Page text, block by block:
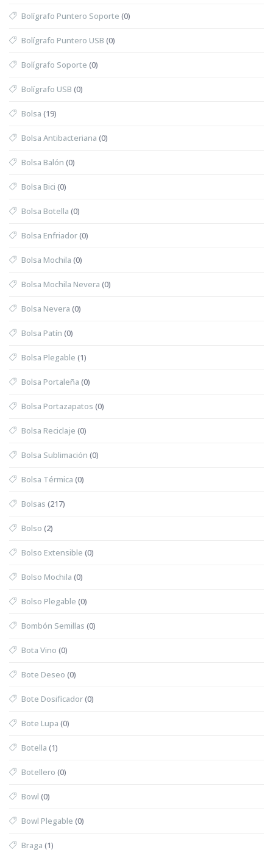
Bolígrafo Puntero Soporte (0)
Bolígrafo Puntero USB (0)
Bolígrafo Soporte (0)
Bolígrafo USB (0)
Bolsa (19)
Bolsa Antibacteriana (0)
Bolsa Balón (0)
Bolsa Bici (0)
Bolsa Botella (0)
Bolsa Enfriador(0)
Bolsa Mochila (0)
Bolsa Mochila Nevera (0)
Bolsa Nevera (0)
Bolsa Patín (0)
Bolsa Plegable (1)
Bolsa Portaleña (0)
Bolsa Portazapatos (0)
Bolsa Reciclaje (0)
Bolsa Sublimación (0)
Bolsa Térmica (0)
Bolsas (217)
Bolso (2)
Bolso Extensible (0)
Bolso Mochila (0)
Bolso Plegable (0)
Bombón Semillas (0)
Bota Vino (0)
Bote Deseo (0)
Bote Dosificador(0)
Bote Lupa (0)
Botella (1)
Botellero (0)
Bowl (0)
Bowl Plegable (0)
Braga (1)